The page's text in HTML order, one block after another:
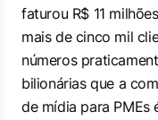
faturou R$ 11
mais de cinco mil
números
bilionárias que a
de mídia para PMEs